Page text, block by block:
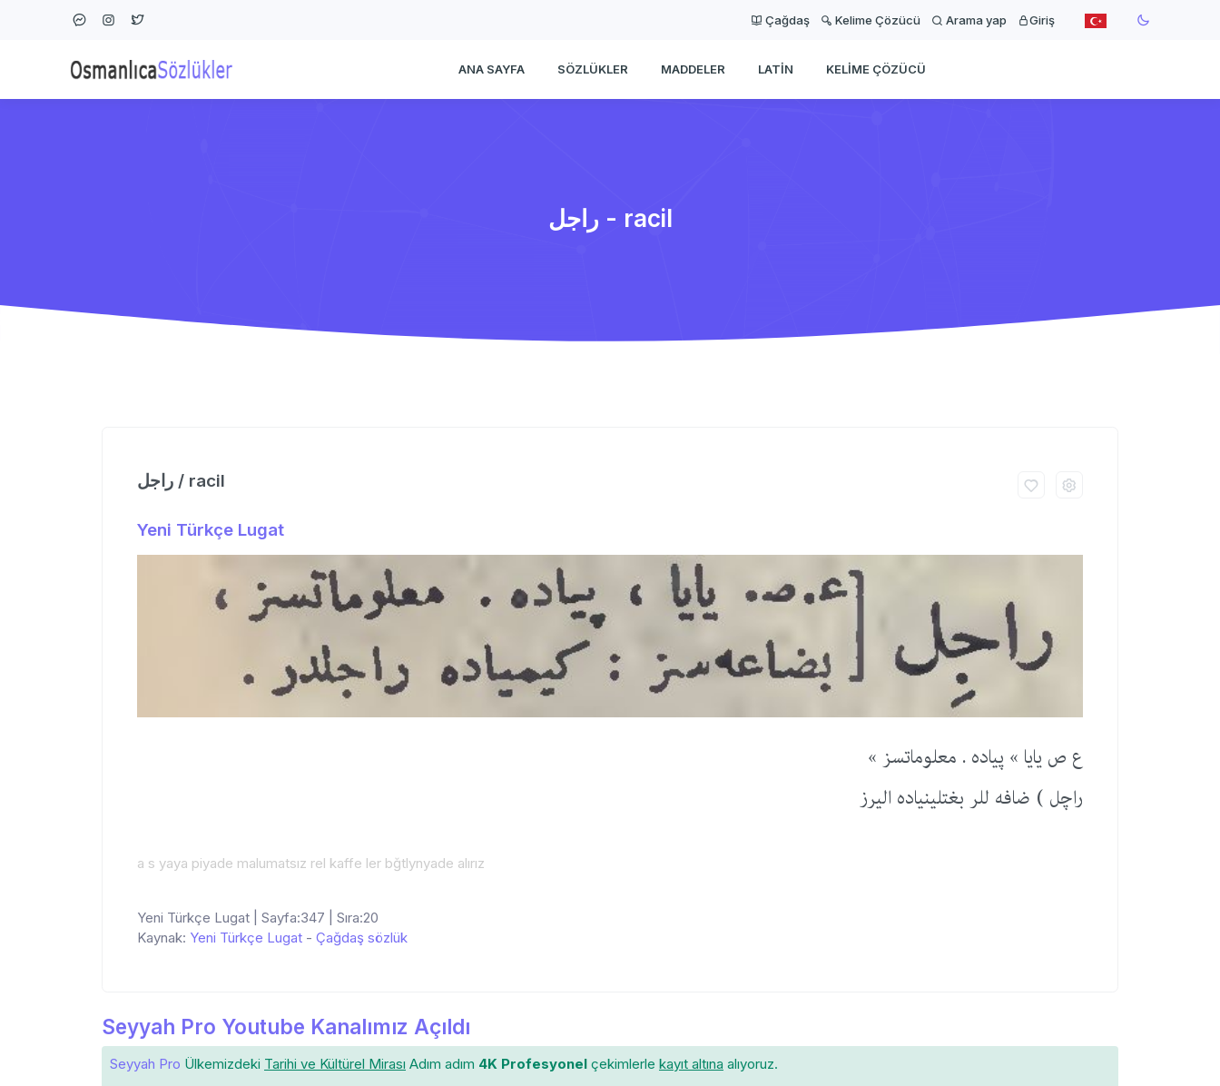
Çağdaş Kelime Çözücü Arama yap Giriş
ANA SAYFA SÖZLÜKLER MADDELER LATIN KELIME ÇÖZÜCÜ
راجل - racil
راجل / racil
Yeni Türkçe Lugat
ع ص یایا » پیاده . معلوماتسز »
راچل ) ضافه للر بغتلینیاده الیرز
a s yaya piyade malumatsız rel kaffe ler bğtlynyade alırız
Yeni Türkçe Lugat | Sayfa:347 | Sıra:20
Kaynak: Yeni Türkçe Lugat - Çağdaş sözlük
Seyyah Pro Youtube Kanalımız Açıldı
Seyyah Pro Ülkemizdeki Tarihi ve Kültürel Mirası Adım adım 4K Profesyonel çekimlerle kayıt altına alıyoruz.